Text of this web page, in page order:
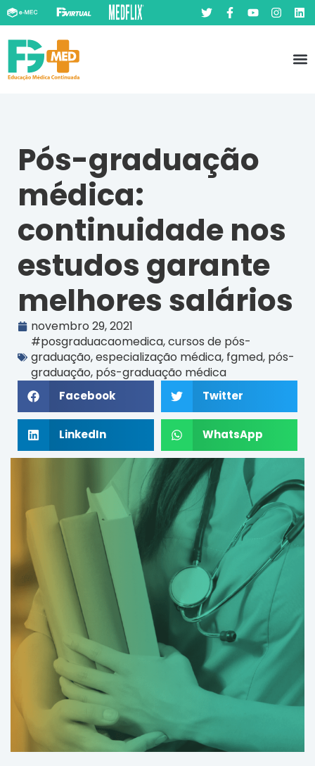
Pós-graduação
médica:
continuidade nos
estudos garante
melhores salários
novembro 29, 2021
#posgraduacaomedica,cursos de pós-
graduação,especialização médica, fgmed, pós-
graduação, pós-graduação médica
Facebook Twitter
LinkedIn WhatsApp